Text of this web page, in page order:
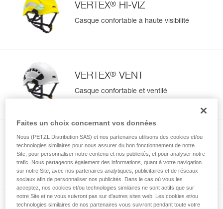
VERTEX® HI-VIZ
Casque confortable à haute visibilité
VERTEX® VENT
Casque confortable et ventilé
VERTEX ®VENT HI-VIZ
Casque confortable, ventilé et à haute
visibilité
Faites un choix concernant vos données
Nous (PETZL Distribution SAS) et nos partenaires utilisons des cookies et/ou
technologies similaires pour nous assurer du bon fonctionnement de notre
Site, pour personnaliser notre contenu et nos publicités, et pour analyser notre
trafic. Nous partageons également des informations, quant à votre navigation
sur notre Site, avec nos partenaires analytiques, publicitaires et de réseaux
sociaux afin de personnaliser nos publicités. Dans le cas où vous les
acceptez, nos cookies et/ou technologies similaires ne sont actifs que sur
notre Site et ne vous suivront pas sur d’autres sites web. Les cookies et/ou
technologies similaires de nos partenaires vous suivront pendant toute votre